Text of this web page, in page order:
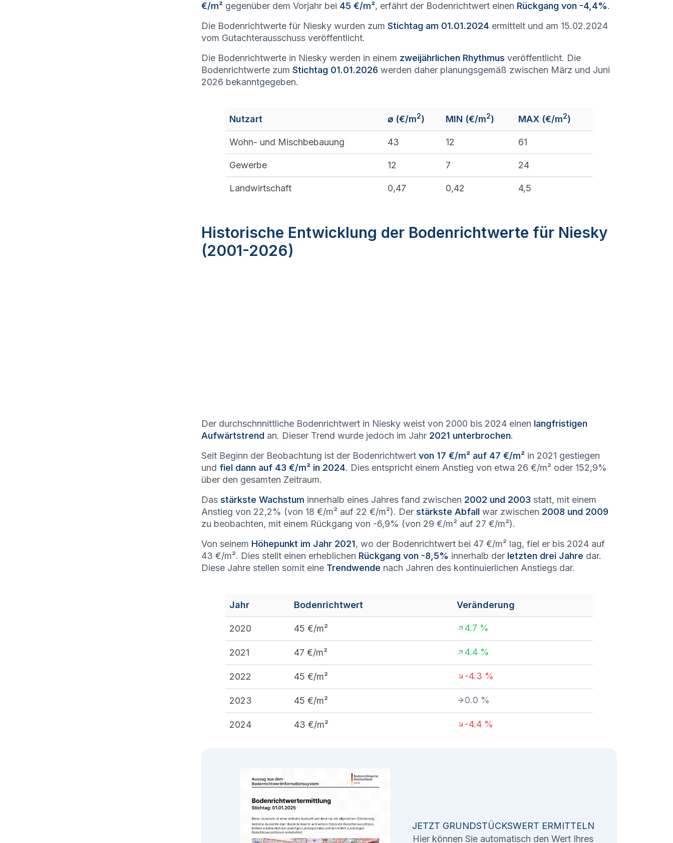
€/m² gegenüber dem Vorjahr bei 45 €/m², erfährt der Bodenrichtwert einen Rückgang von -4,4%.
Die Bodenrichtwerte für Niesky wurden zum Stichtag am 01.01.2024 ermittelt und am 15.02.2024
vom Gutachterausschuss veröffentlicht.
Die Bodenrichtwerte in Niesky werden in einem zweijährlichen Rhythmus veröffentlicht. Die
Bodenrichtwerte zum Stichtag 01.01.2026 werden daher planungsgemäß zwischen März und Juni
2026 bekanntgegeben.
Nutzart ⌀ (€/m2) MIN (€/m2) MAX (€/m2)
Wohn- und Mischbebauung 43 12 61
Gewerbe 12 7 24
Landwirtschaft 0,47 0,42 4,5
Historische Entwicklung der Bodenrichtwerte für Niesky
(2001-2026)
Der durchschnnittliche Bodenrichtwert in Niesky weist von 2000 bis 2024 einen langfristigen
Aufwärtstrend an. Dieser Trend wurde jedoch im Jahr 2021 unterbrochen.
Seit Beginn der Beobachtung ist der Bodenrichtwert von 17 €/m² auf 47 €/m² in 2021 gestiegen
und fiel dann auf 43 €/m² in 2024. Dies entspricht einem Anstieg von etwa 26 €/m² oder 152,9%
über den gesamten Zeitraum.
Das stärkste Wachstum innerhalb eines Jahres fand zwischen 2002 und 2003 statt, mit einem
Anstieg von 22,2% (von 18 €/m² auf 22 €/m²). Der stärkste Abfall war zwischen 2008 und 2009
zu beobachten, mit einem Rückgang von -6,9% (von 29 €/m² auf 27 €/m²).
Von seinem Höhepunkt im Jahr 2021, wo der Bodenrichtwert bei 47 €/m² lag, fiel er bis 2024 auf
43 €/m². Dies stellt einen erheblichen Rückgang von -8,5% innerhalb der letzten drei Jahre dar.
Diese Jahre stellen somit eine Trendwende nach Jahren des kontinuierlichen Anstiegs dar.
Jahr Bodenrichtwert Veränderung
2020 45 €/m² 4.7 %
2021 47 €/m² 4.4 %
2022 45 €/m² -4.3 %
2023 45 €/m² 0.0 %
2024 43 €/m² -4.4 %
JETZT GRUNDSTÜCKSWERT ERMITTELN
Hier können Sie automatisch den Wert Ihres